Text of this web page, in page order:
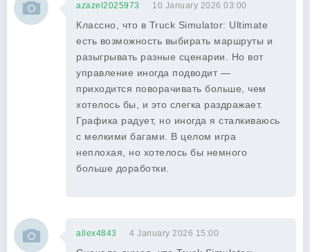
azazel2025973 10 January 2026 03:00
Классно, что в Truck Simulator: Ultimate
есть возможность выбирать маршруты и
разыгрывать разные сценарии. Но вот
управление иногда подводит —
приходится поворачивать больше, чем
хотелось бы, и это слегка раздражает.
Графика радует, но иногда я сталкиваюсь
с мелкими багами. В целом игра
неплохая, но хотелось бы немного
больше доработки.
allex4843 4 January 2026 15:00